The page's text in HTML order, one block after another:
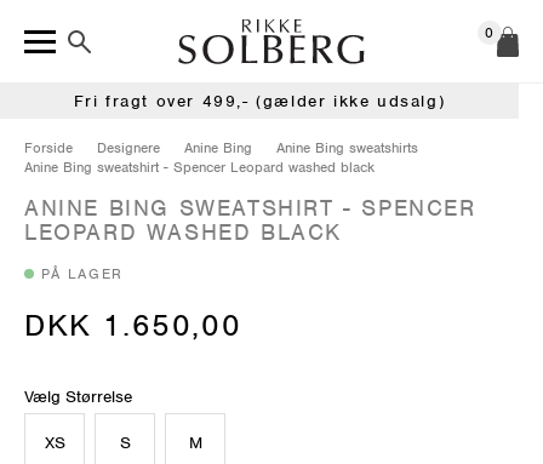
0
Fri fragt over 499,- (gælder ikke udsalg)
Forside Designere Anine Bing
Anine Bing sweatshirts
Anine Bing sweatshirt - Spencer Leopard washed black
ANINE BING SWEATSHIRT - SPENCER
LEOPARD WASHED BLACK
PÅ LAGER
DKK 1.650,00
Vælg Størrelse
XS S M